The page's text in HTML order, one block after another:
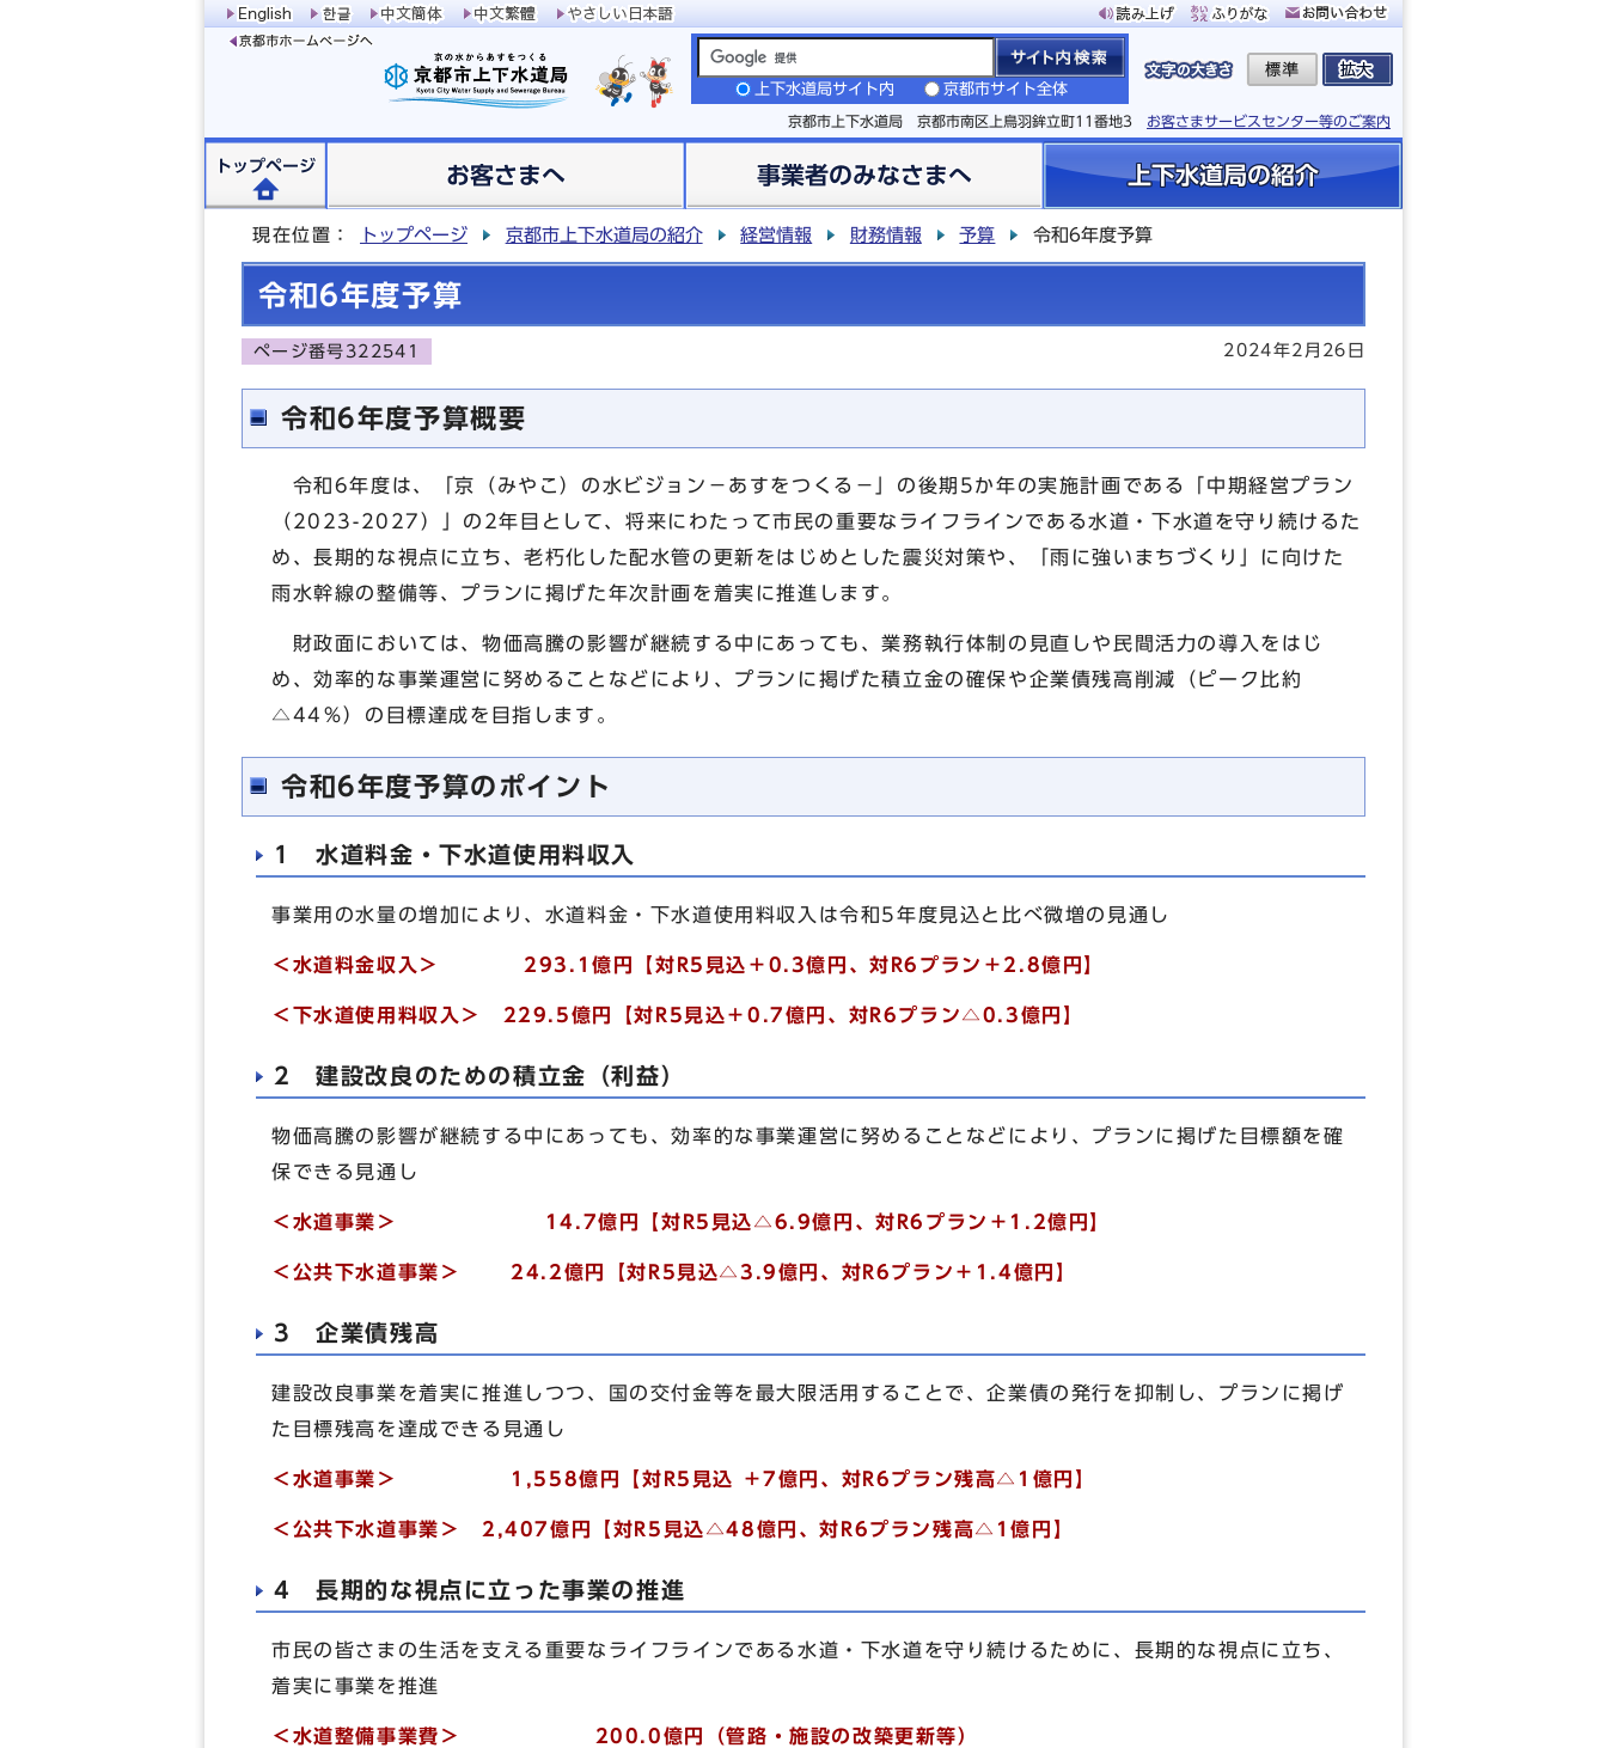
上下水道局サイト内 京都市サイト全体
京都市上下水道局 京都市南区上鳥羽鉾立町11番地3 お客さまサービスセンター等のご案内
トップページ お客さまへ 事業者のみなさまへ 上下水道局の紹介
現在位置： トップページ 京都市上下水道局の紹介 経営情報 財務情報 予算 令和6年度予算
令和6年度予算
ページ番号322541 2024年2月26日
令和6年度予算概要
令和6年度は、「京（みやこ）の水ビジョン－あすをつくる－」の後期5か年の実施計画である「中期経営プラン
（2023-2027）」の2年目として、将来にわたって市民の重要なライフラインである水道・下水道を守り続けるた
め、長期的な視点に立ち、老朽化した配水管の更新をはじめとした震災対策や、「雨に強いまちづくり」に向けた
雨水幹線の整備等、プランに掲げた年次計画を着実に推進します。
財政面においては、物価高騰の影響が継続する中にあっても、業務執行体制の見直しや民間活力の導入をはじ
め、効率的な事業運営に努めることなどにより、プランに掲げた積立金の確保や企業債残高削減（ピーク比約
△44％）の目標達成を目指します。
令和6年度予算のポイント
1 水道料金・下水道使用料収入
事業用の水量の増加により、水道料金・下水道使用料収入は令和5年度見込と比べ微増の見通し
＜水道料金収入＞ 293.1億円【対R5見込＋0.3億円、対R6プラン＋2.8億円】
＜下水道使用料収入＞ 229.5億円【対R5見込＋0.7億円、対R6プラン△0.3億円】
2 建設改良のための積立金（利益）
物価高騰の影響が継続する中にあっても、効率的な事業運営に努めることなどにより、プランに掲げた目標額を確
保できる見通し
＜水道事業＞ 14.7億円【対R5見込△6.9億円、対R6プラン＋1.2億円】
＜公共下水道事業＞ 24.2億円【対R5見込△3.9億円、対R6プラン＋1.4億円】
3 企業債残高
建設改良事業を着実に推進しつつ、国の交付金等を最大限活用することで、企業債の発行を抑制し、プランに掲げ
た目標残高を達成できる見通し
＜水道事業＞ 1,558億円【対R5見込 ＋7億円、対R6プラン残高△1億円】
＜公共下水道事業＞ 2,407億円【対R5見込△48億円、対R6プラン残高△1億円】
4 長期的な視点に立った事業の推進
市民の皆さまの生活を支える重要なライフラインである水道・下水道を守り続けるために、長期的な視点に立ち、
着実に事業を推進
＜水道整備事業費＞ 200.0億円（管路・施設の改築更新等）